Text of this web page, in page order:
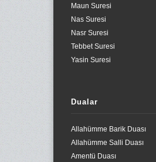
Maun Suresi
Nas Suresi
Nasr Suresi
Tebbet Suresi
Yasin Suresi
Dualar
Allahümme Barik Duası
Allahümme Salli Duası
Amentü Duası